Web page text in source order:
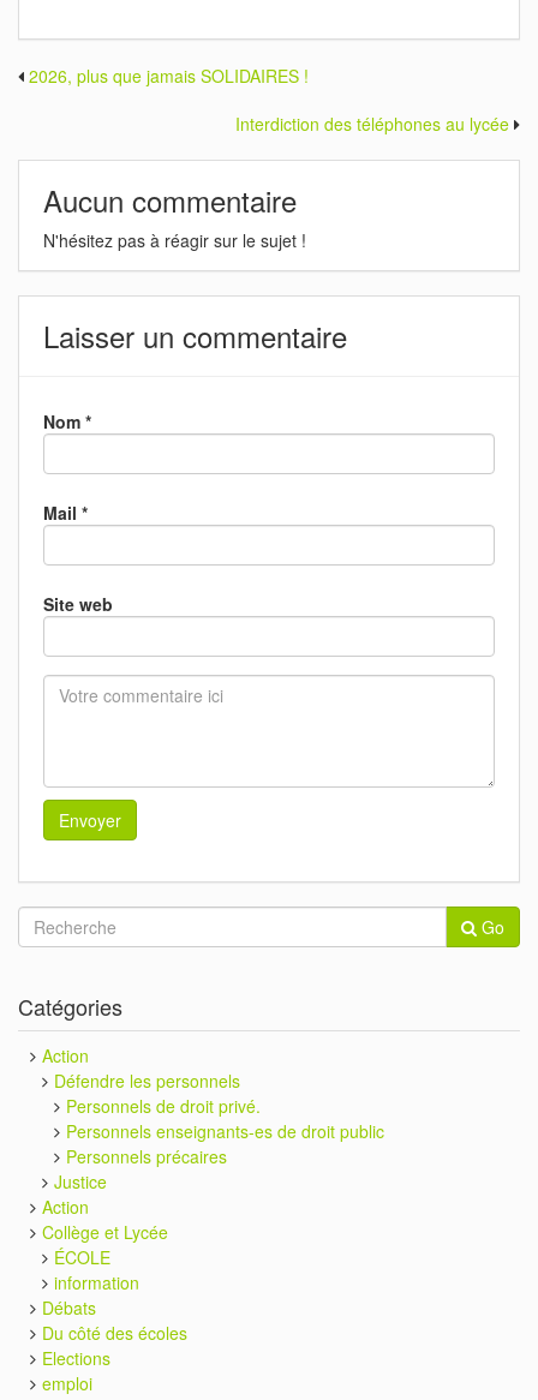
2026, plus que jamais SOLIDAIRES !
Interdiction des téléphones au lycée
Aucun commentaire
N'hésitez pas à réagir sur le sujet !
Laisser un commentaire
Nom *
Mail *
Site web
Go
Catégories
Action
Défendre les personnels
Personnels de droit privé.
Personnels enseignants-es de droit public
Personnels précaires
Justice
Action
Collège et Lycée
ÉCOLE
information
Débats
Du côté des écoles
Elections
emploi